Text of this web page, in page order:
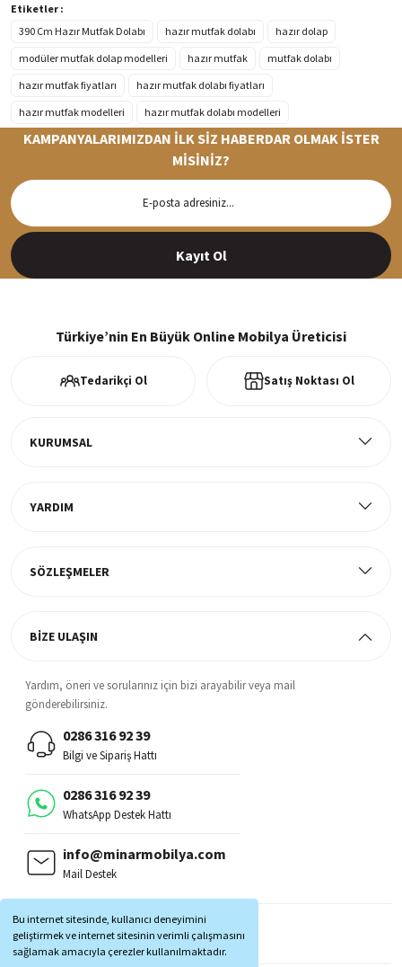
Bu internet sitesinde, kullanıcı deneyimini
geliştirmek ve internet sitesinin verimli çalışmasını
sağlamak amacıyla çerezler kullanılmaktadır.
Etiketler :
390 Cm Hazır Mutfak Dolabı
hazır mutfak dolabı
hazır dolap
modüler mutfak dolap modelleri
hazır mutfak
mutfak dolabı
hazır mutfak fiyatları
hazır mutfak dolabı fiyatları
hazır mutfak modelleri
hazır mutfak dolabı modelleri
Siparişleriniz en kısa sürede hazırlanarak kargoya verilir
KAMPANYALARIMIZDAN İLK SİZ HABERDAR OLMAK İSTER
MİSİNİZ?
Kayıt Ol
Türkiye’nin En Büyük Online Mobilya Üreticisi
Tedarikçi Ol Satış Noktası Ol
KURUMSAL
YARDIM
SÖZLEŞMELER
BİZE ULAŞIN
Yardım, öneri ve sorularınız için bizi arayabilir veya mail
gönderebilirsiniz.
0286 316 92 39
Bilgi ve Sipariş Hattı
0286 316 92 39
WhatsApp Destek Hattı
info@minarmobilya.com
Mail Destek
BİZİ TAKİP EDİN:
MOBİL UYGULAMALAR: